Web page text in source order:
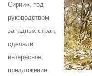
Сирии», под
руководством
западных стран,
сделали
интересное
предложение